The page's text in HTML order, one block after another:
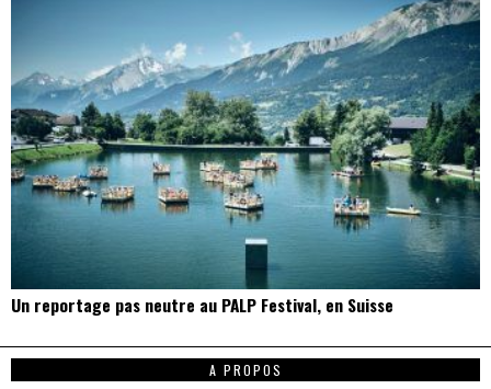
Un reportage pas neutre au PALP Festival, en Suisse
A PROPOS